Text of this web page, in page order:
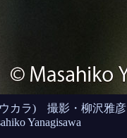
カラ) 撮影・柳沢雅彦
Yanagisawa